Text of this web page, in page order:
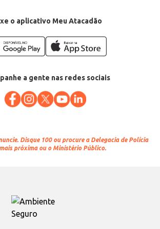
o aplicativo Meu Atacadão
a gente nas redes sociais
Disque 100 ou procure a Delegacia de Polícia
próxima ou o Ministério Público.